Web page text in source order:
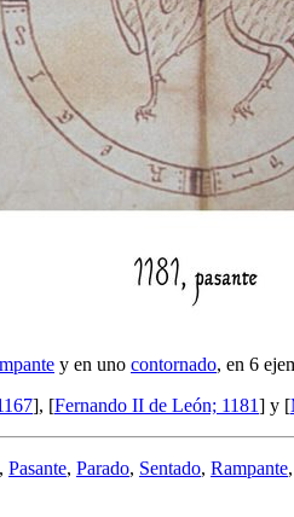
y en uno contornado, en 6
], [Fernando II de León; 1181] y [
, Pasante, Parado, Sentado, Rampante,